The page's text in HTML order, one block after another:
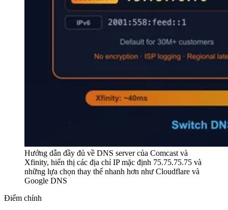
Hướng dẫn đầy đủ về DNS server của Comcast và
Xfinity, hiển thị các địa chỉ IP mặc định 75.75.75.75 và
những lựa chọn thay thế nhanh hơn như Cloudflare và
Google DNS
Điểm chính